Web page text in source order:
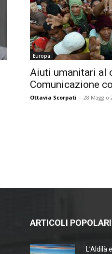
Europa
Aiuti umanitari al
Comunicazione
Ottavia Scorpati - 28 Maggio
ARTICOLI POPOLARI
L’Aldilà